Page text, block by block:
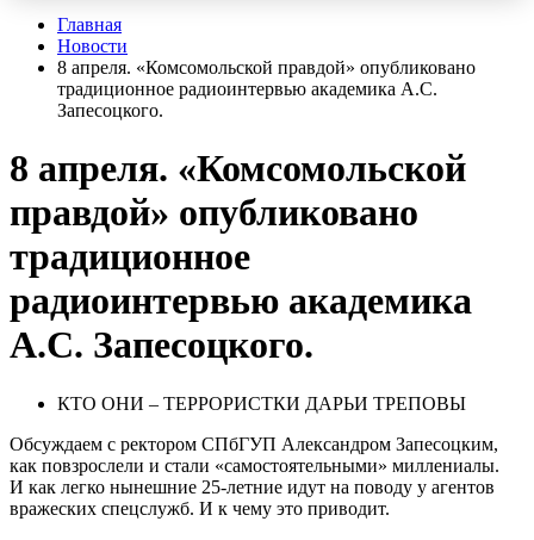
Главная
Новости
8 апреля. «Комсомольской правдой» опубликовано
традиционное радиоинтервью академика А.С.
Запесоцкого.
8 апреля. «Комсомольской
правдой» опубликовано
традиционное
радиоинтервью академика
А.С. Запесоцкого.
КТО ОНИ – ТЕРРОРИСТКИ ДАРЬИ ТРЕПОВЫ
Обсуждаем с ректором СПбГУП Александром Запесоцким,
как повзрослели и стали «самостоятельными» миллениалы.
И как легко нынешние 25-летние идут на поводу у агентов
вражеских спецслужб. И к чему это приводит.